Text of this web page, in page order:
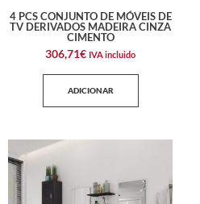
4 PCS CONJUNTO DE MÓVEIS DE
TV DERIVADOS MADEIRA CINZA
CIMENTO
306,71€ IVA incluido
ADICIONAR